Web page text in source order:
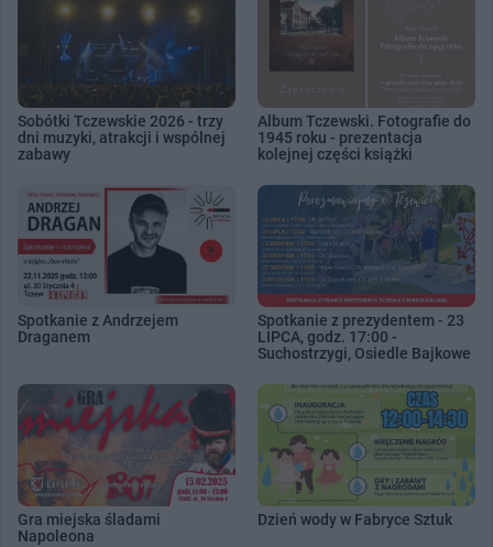
Sobótki Tczewskie 2026 - trzy
dni muzyki, atrakcji i wspólnej
zabawy
Album Tczewski. Fotografie do
1945 roku - prezentacja
kolejnej części książki
Spotkanie z Andrzejem
Draganem
Spotkanie z prezydentem - 23
LIPCA, godz. 17:00 -
Suchostrzygi, Osiedle Bajkowe
Gra miejska śladami
Napoleona
Dzień wody w Fabryce Sztuk